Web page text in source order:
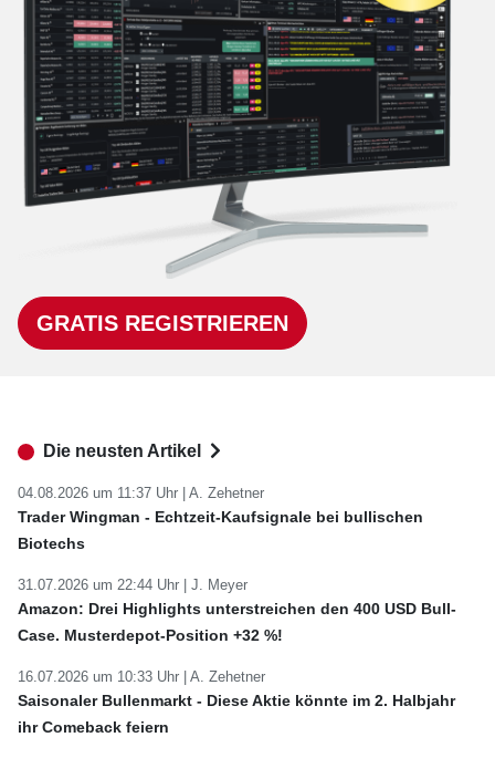
GRATIS REGISTRIEREN
Die neusten Artikel
04.08.2026 um 11:37 Uhr | A. Zehetner
Trader Wingman - Echtzeit-Kaufsignale bei bullischen
Biotechs
31.07.2026 um 22:44 Uhr | J. Meyer
Amazon: Drei Highlights unterstreichen den 400 USD Bull-
Case. Musterdepot-Position +32 %!
16.07.2026 um 10:33 Uhr | A. Zehetner
Saisonaler Bullenmarkt - Diese Aktie könnte im 2. Halbjahr
ihr Comeback feiern